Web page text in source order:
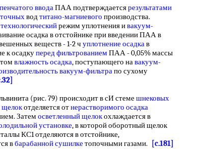
вводаПАА подтверждаетсярезультатами
водтитано-магниевого производства.
режим уплотнения ивакуум-
осадка в отстойнике при введении ПАА в
веществ - 1-2 ч уплотнение осадкав
к осадкуперед фильтрованием ПАА - 0,05% массы
влажность осадка, поступающего навакуум-
вакуум-фильтрапо сухому
(рис. 79) происходит в сИ стеме шнековых
щелокотделяется отнерастворимого осадка
Затем осветленный щелокохлаждается в
установке, в которой оборотный щелок
КС1 отделяются в отстойнике,
вбарабанной сушилке топочными газами.
[c.181]